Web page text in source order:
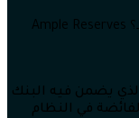
ما هو نظام الاحتياطيات الوافرة في الاقتصاد؟ Ample Reserves
الذي يضمن فيه البنك
في النظام